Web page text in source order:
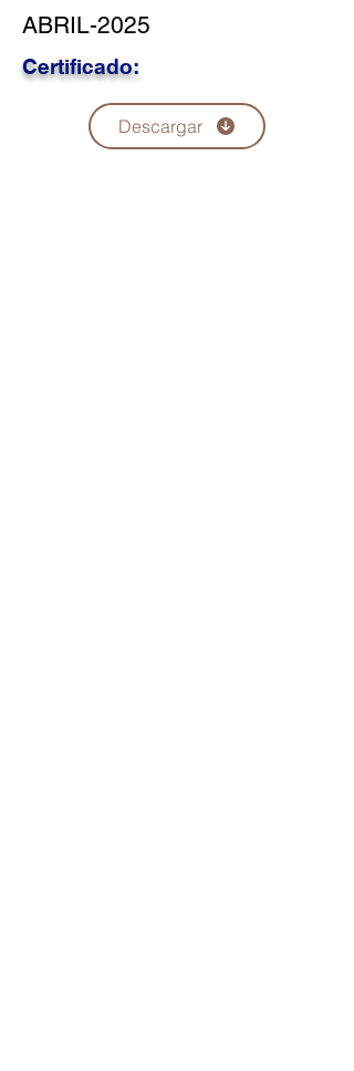
ABRIL-2025
Certificado:
Descargar